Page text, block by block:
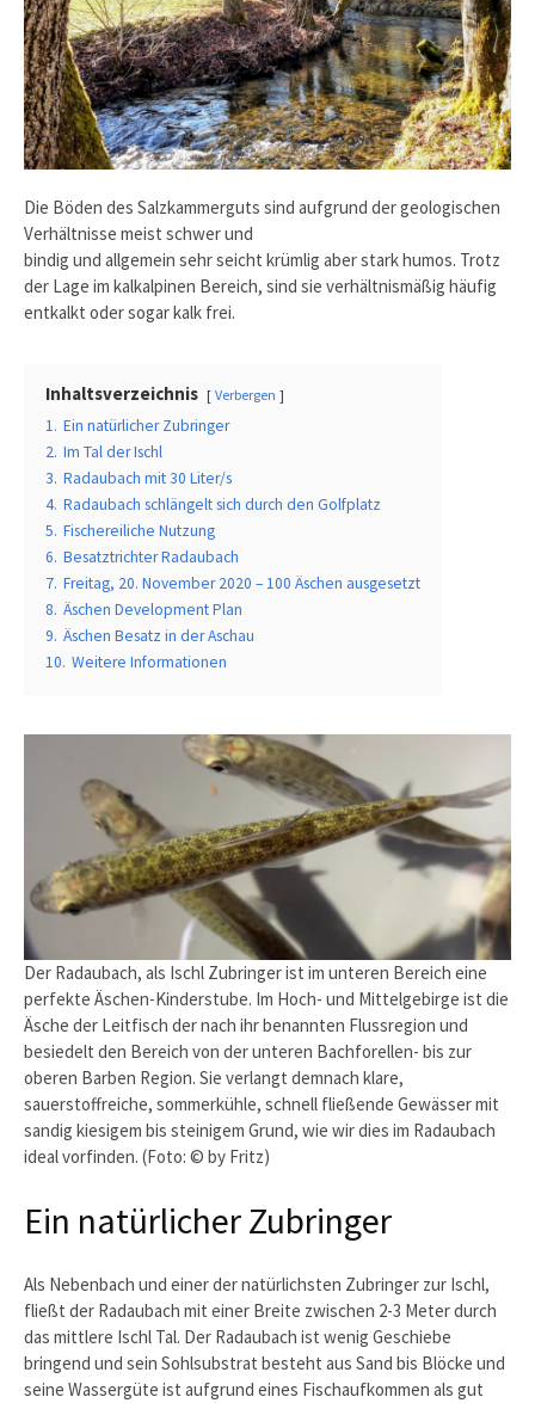
Die Böden des Salzkammerguts sind aufgrund der geologischen
Verhältnisse meist schwer und
bindig und allgemein sehr seicht krümlig aber stark humos. Trotz
der Lage im kalkalpinen Bereich, sind sie verhältnismäßig häufig
entkalkt oder sogar kalk frei.
Inhaltsverzeichnis Verbergen
1. Ein natürlicher Zubringer
2. Im Tal der Ischl
3. Radaubach mit 30 Liter/s
4. Radaubach schlängelt sich durch den Golfplatz
5. Fischereiliche Nutzung
6. Besatztrichter Radaubach
7. Freitag, 20. November 2020 – 100 Äschen ausgesetzt
8. Äschen Development Plan
9. Äschen Besatz in der Aschau
10. Weitere Informationen
Der Radaubach, als Ischl Zubringer ist im unteren Bereich eine
perfekte Äschen-Kinderstube. Im Hoch- und Mittelgebirge ist die
Äsche der Leitfisch der nach ihr benannten Flussregion und
besiedelt den Bereich von der unteren Bachforellen- bis zur
oberen Barben Region. Sie verlangt demnach klare,
sauerstoffreiche, sommerkühle, schnell fließende Gewässer mit
sandig kiesigem bis steinigem Grund, wie wir dies im Radaubach
ideal vorfinden. (Foto: © by Fritz)
Ein natürlicher Zubringer
Als Nebenbach und einer der natürlichsten Zubringer zur Ischl,
fließt der Radaubach mit einer Breite zwischen 2-3 Meter durch
das mittlere Ischl Tal. Der Radaubach ist wenig Geschiebe
bringend und sein Sohlsubstrat besteht aus Sand bis Blöcke und
seine Wassergüte ist aufgrund eines Fischaufkommen als gut